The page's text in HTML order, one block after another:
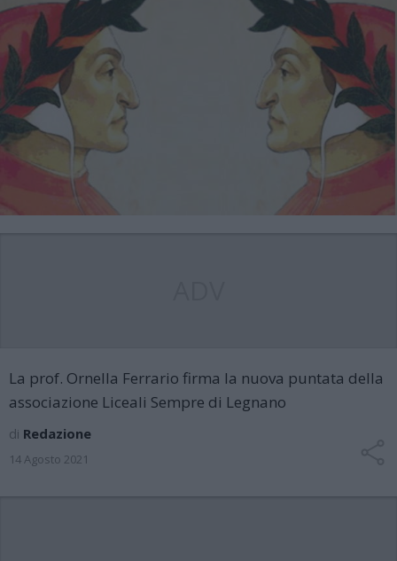
La prof. Ornella Ferrario firma la nuova puntata della
associazione Liceali Sempre di Legnano
di Redazione
14 Agosto 2021